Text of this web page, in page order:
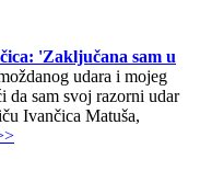
'Zaključana sam u
udara i mojeg
da sam svoj razorni udar
Ivančica Matuša,